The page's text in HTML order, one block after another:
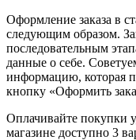
Оформление заказа в
следующим образом.
последовательным
данные о себе.
информацию, которая
кнопку «Оформить
Оплачивайте покупки
магазине доступно 3